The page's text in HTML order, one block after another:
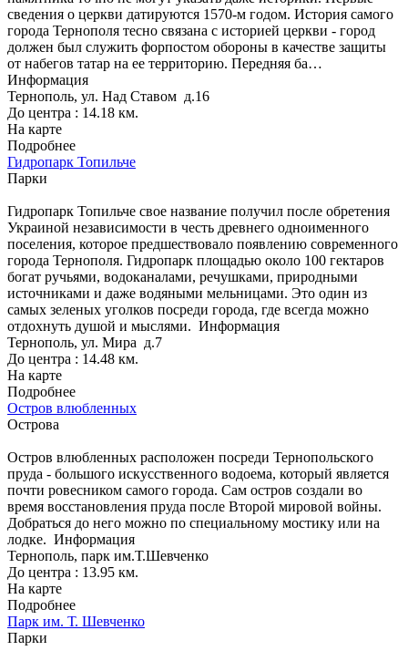
сведения о церкви датируются 1570-м годом. История самого
города Тернополя тесно связана с историей церкви - город
должен был служить форпостом обороны в качестве защиты
от набегов татар на ее территорию. Передняя ба…
Информация
Тернополь, ул. Над Ставом д.16
До центра : 14.18 км.
На карте
Подробнее
Гидропарк Топильче
Парки
Гидропарк Топильче свое название получил после обретения
Украиной независимости в честь древнего одноименного
поселения, которое предшествовало появлению современного
города Тернополя. Гидропарк площадью около 100 гектаров
богат ручьями, водоканалами, речушками, природными
источниками и даже водяными мельницами. Это один из
самых зеленых уголков посреди города, где всегда можно
отдохнуть душой и мыслями. Информация
Тернополь, ул. Мира д.7
До центра : 14.48 км.
На карте
Подробнее
Остров влюбленных
Острова
Остров влюбленных расположен посреди Тернопольского
пруда - большого искусственного водоема, который является
почти ровесником самого города. Сам остров создали во
время восстановления пруда после Второй мировой войны.
Добраться до него можно по специальному мостику или на
лодке. Информация
Тернополь, парк им.Т.Шевченко
До центра : 13.95 км.
На карте
Подробнее
Парк им. Т. Шевченко
Парки